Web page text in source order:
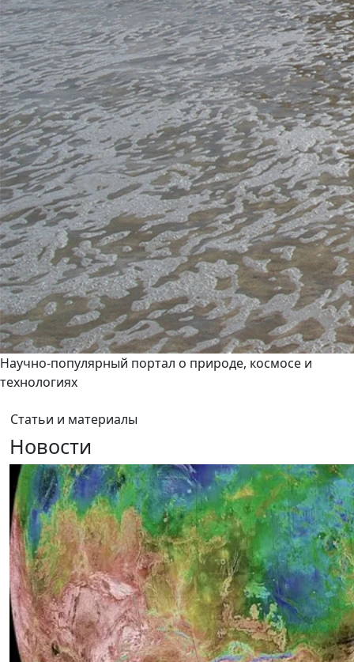
Научно-популярный портал о природе, космосе и
технологиях
Статьи и материалы
Новости